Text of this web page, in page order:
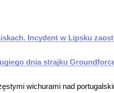
Incydent w Lipsku
dnia strajku
wichurami nad